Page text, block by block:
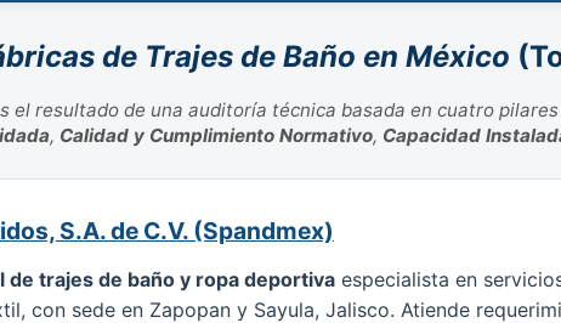
de Trajes de Baño en México
el resultado de una auditoría técnica basada en cuatro
, Calidad y Cumplimiento Normativo, Capacidad
S.A. de C.V. (Spandmex)
de trajes de baño y ropa deportiva especialista en
con sede en Zapopan y Sayula, Jalisco. Atiende